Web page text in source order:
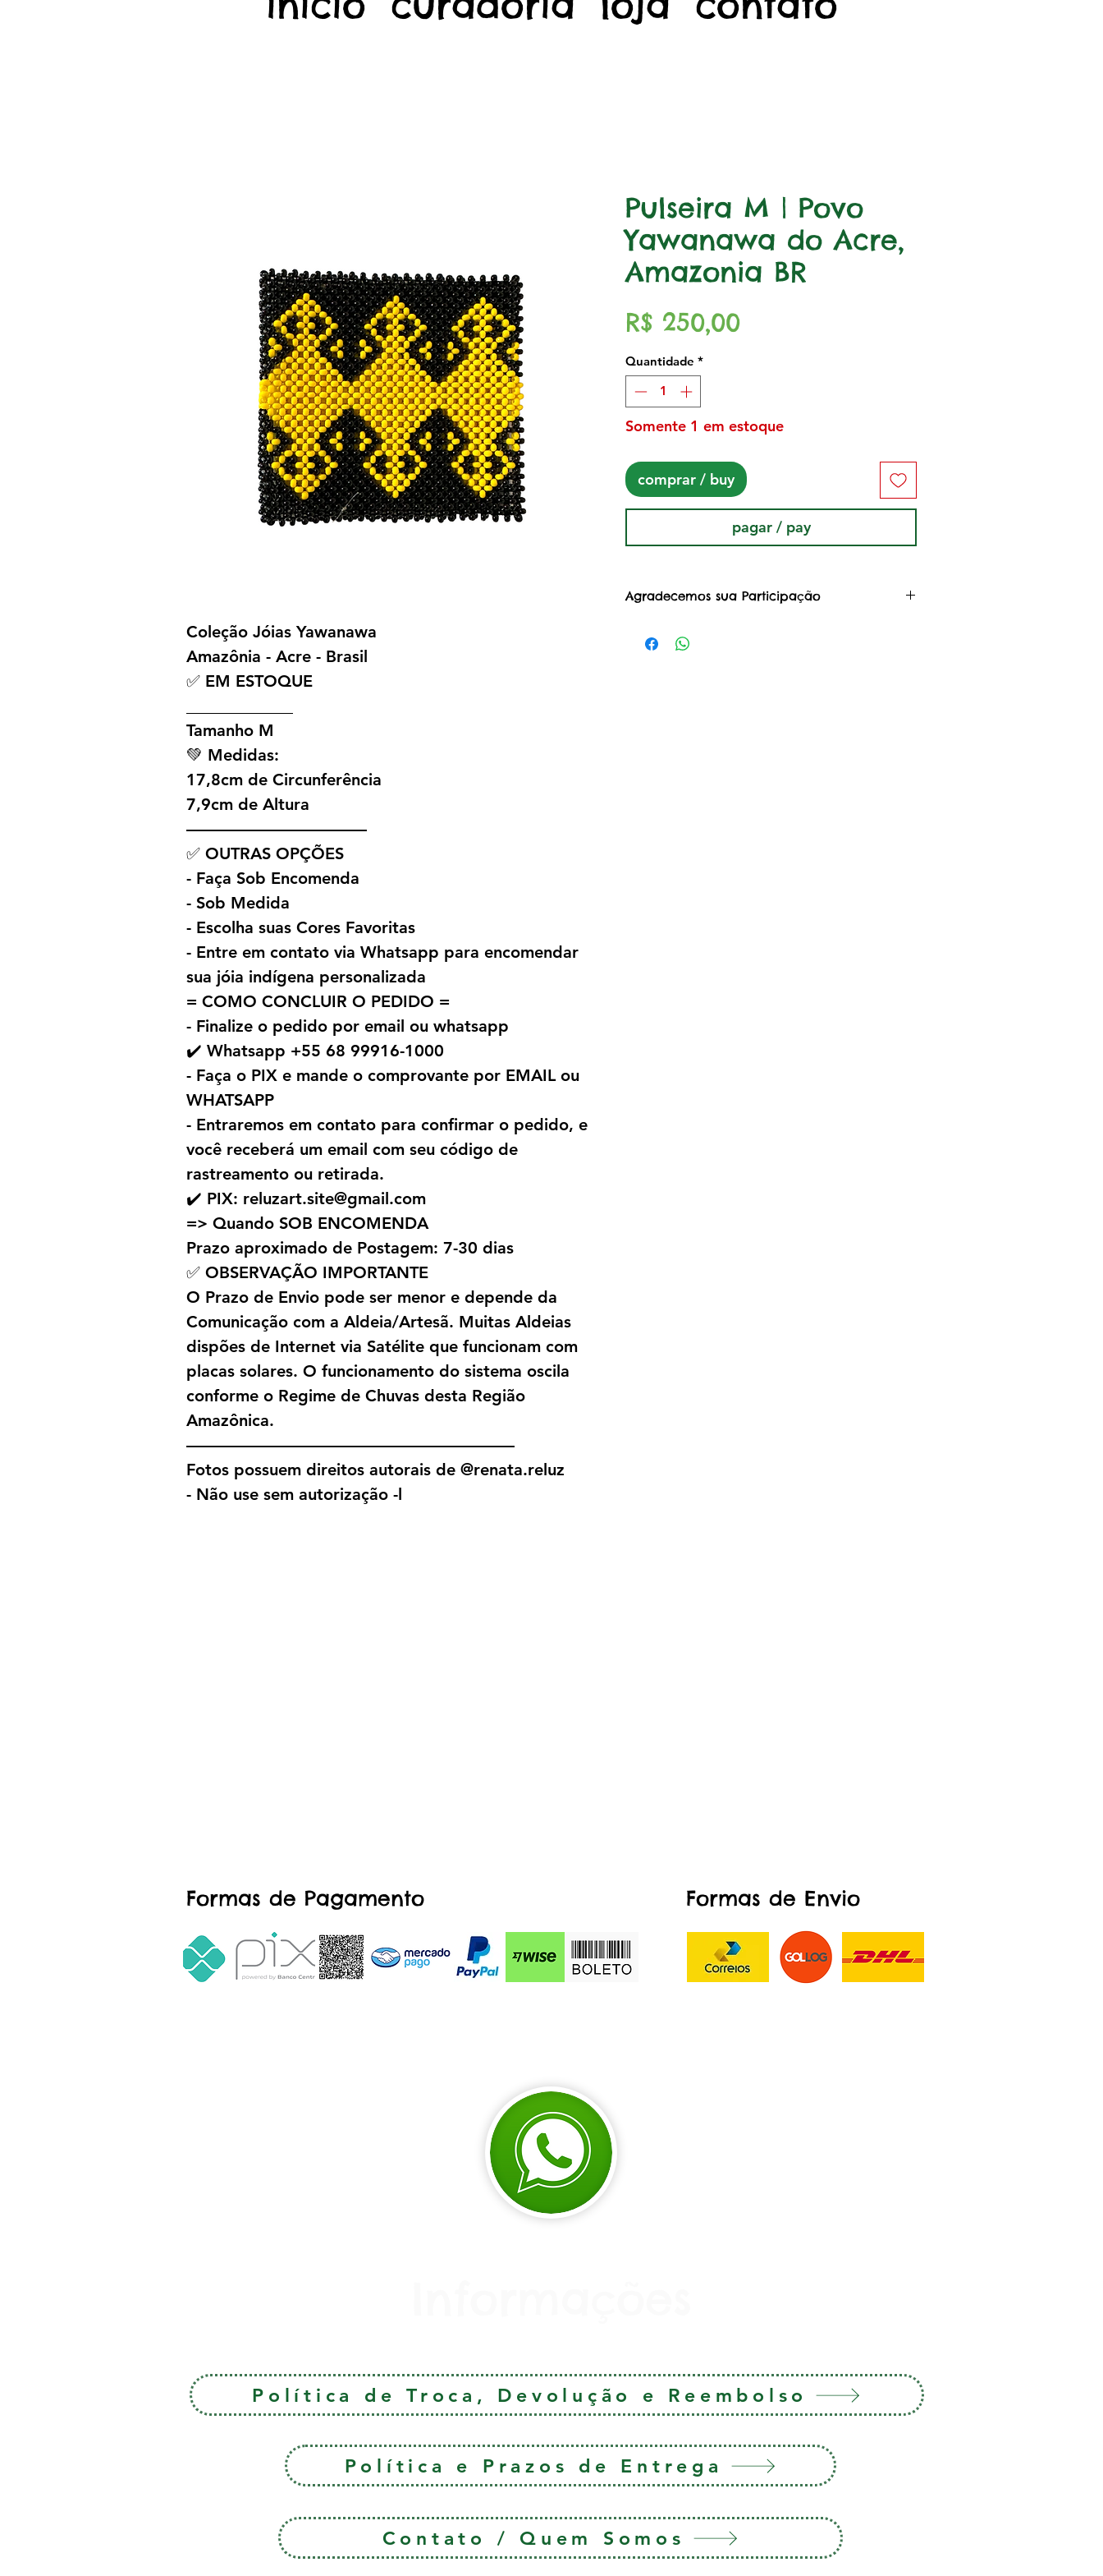
Coleção Jóias Yawanawa
Amazônia - Acre - Brasil
✅ EM ESTOQUE
Tamanho M
💚 Medidas:
17,8cm de Circunferência
7,9cm de Altura
———————————
✅ OUTRAS OPÇÕES
- Faça Sob Encomenda
- Sob Medida
- Escolha suas Cores Favoritas
- Entre em contato via Whatsapp para encomendar
sua jóia indígena personalizada
= COMO CONCLUIR O PEDIDO =
- Finalize o pedido por email ou whatsapp
✔️ Whatsapp +55 68 99916-1000
- Faça o PIX e mande o comprovante por EMAIL ou
WHATSAPP
- Entraremos em contato para confirmar o pedido, e
você receberá um email com seu código de
rastreamento ou retirada.
✔️ PIX: reluzart.site@gmail.com
=> Quando SOB ENCOMENDA
Prazo aproximado de Postagem: 7-30 dias
✅ OBSERVAÇÃO IMPORTANTE
O Prazo de Envio pode ser menor e depende da
Comunicação com a Aldeia/Artesã. Muitas Aldeias
dispões de Internet via Satélite que funcionam com
placas solares. O funcionamento do sistema oscila
conforme o Regime de Chuvas desta Região
Amazônica.
————————————————————
Fotos possuem direitos autorais de @renata.reluz
- Não use sem autorização -l
Pulseira M | Povo
Yawanawa do Acre,
Amazonia BR
R$ 250,00Preço
Quantidade *
Somente 1 em estoque
comprar / buy
pagar / pay
Agradecemos sua Participação
Projeto Mulheres da Floresta
Formas de Pagamento Formas de Envio
Política de Troca, Devolução e Reembolso
Política e Prazos de Entrega
Contato / Quem Somos